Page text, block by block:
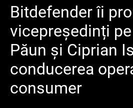
Bitdefender îi
vicepreședinți
Păun și Ciprian
conducerea
consumer